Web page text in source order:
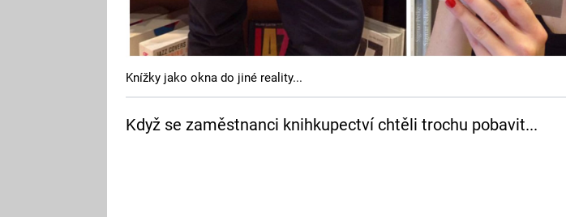
Knížky jako okna do jiné reality...
Když se zaměstnanci knihkupectví chtěli trochu pobavit...